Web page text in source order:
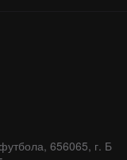
, 656065, г. Б